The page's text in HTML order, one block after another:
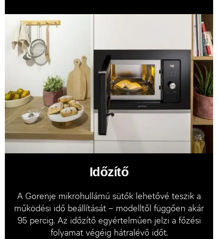
Időzítő
A Gorenje mikrohullámú sütők lehetővé teszik a
működési idő beállítását – modelltől függően akár
95 percig. Az időzítő egyértelműen jelzi a főzési
folyamat végéig hátralévő időt.